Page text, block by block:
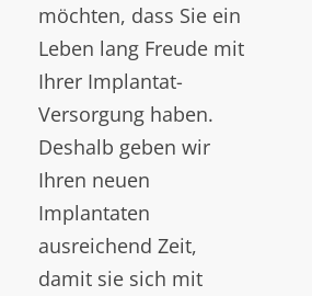
möchten, dass Sie ein
Leben lang Freude mit
Ihrer Implantat-
Versorgung haben.
Deshalb geben wir
Ihren neuen
Implantaten
ausreichend Zeit,
damit sie sich mit